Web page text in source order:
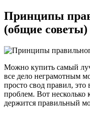
Принципы
(общие советы)
Можно купить самый
все дело неграмотным
просто свод правил,
проблем. Вот несколько
держится правильный